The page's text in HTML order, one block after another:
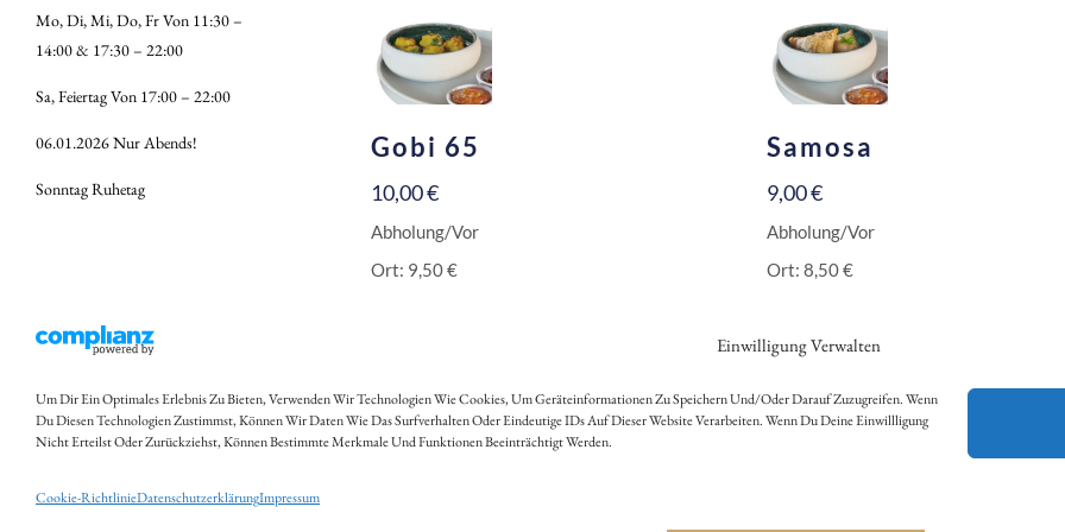
Einwilligung Verwalten
Um Dir Ein Optimales Erlebnis Zu Bieten, Verwenden Wir Technologien Wie Cookies, Um Geräteinformationen Zu Speichern Und/oder Darauf Zuzugreifen. Wenn
Du Diesen Technologien Zustimmst, Können Wir Daten Wie Das Surfverhalten Oder Eindeutige IDs Auf Dieser Website Verarbeiten. Wenn Du Deine Einwillligung
Nicht Erteilst Oder Zurückziehst, Können Bestimmte Merkmale Und Funktionen Beeinträchtigt Werden.
Cookie-RichtlinieDatenschutzerklärungImpressum
Mo, Di, Mi, Do, Fr Von 11:30 –
14:00 & 17:30 – 22:00
Sa, Feiertag Von 17:00 – 22:00
06.01.2026 Nur Abends!
Sonntag Ruhetag​
Gobi 65
10,00€
Abholung/Vor
Ort: 9,50€
VARIANTE
AUSWÄHLEN
Samosa
9,00€
Abholung/Vor
Ort: 8,50€
Zzgl.Versandkosten
VARIANTE
AUSWÄHLEN